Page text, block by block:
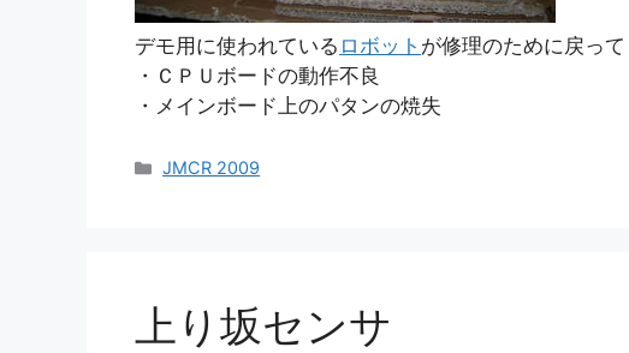
デモ用に使われている ロボット が修理のために戻って
・ＣＰＵボードの動作不良
・メインボード上のパタンの焼失
カ
JMCR 2009
上り坂センサ